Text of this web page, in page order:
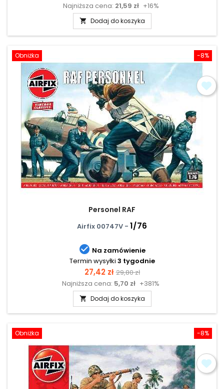
podstawowa
Najniższa cena: 21,59 zł +16%
 Dodaj do koszyka
-8%
Obniżka
Personel RAF
Airfix 00747V - 1/76
 Na zamówienie
Termin wysyłki 3 tygodnie
Cena
27,42 zł Cena
podstawowa
29,80 zł
Najniższa cena: 5,70 zł +381%
 Dodaj do koszyka
-8%
Obniżka